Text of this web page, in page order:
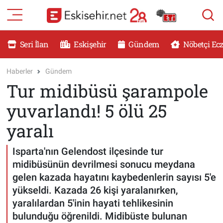
Seri İlan Eskişehir Gündem Nöbetçi
Haberler Gündem
Tur midibüsü şarampole
yuvarlandı! 5 ölü 25
yaralı
Isparta'nın Gelendost ilçesinde tur
midibüsünün devrilmesi sonucu meydana
gelen kazada hayatını kaybedenlerin sayısı 5'e
yükseldi. Kazada 26 kişi yaralanırken,
yaralılardan 5'inin hayati tehlikesinin
bulunduğu öğrenildi. Midibüste bulunan
RESMİ İLANLAR
DÜNYA
SAĞLIK
MAGAZİN
KADIN
TEKNOLOJİ
YEMEK
Eskişehir Nöbetçi Eczaneler
Eskişehir Namaz Vakitleri
Eskişehir Trafik Yoğunluk Haritası
Süper Lig Puan Durumu ve Fikstür
Tüm Manşetler
Son Dakika Haberleri
Haber Arşivi